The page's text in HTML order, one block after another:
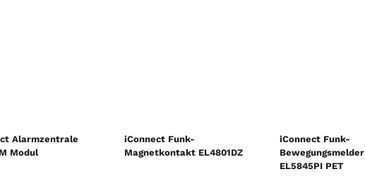
Alarmzentrale
Modul
iConnect Funk-
Magnetkontakt EL4801DZ
iConnect Funk-
Bewegungsmelder
EL5845PI PET